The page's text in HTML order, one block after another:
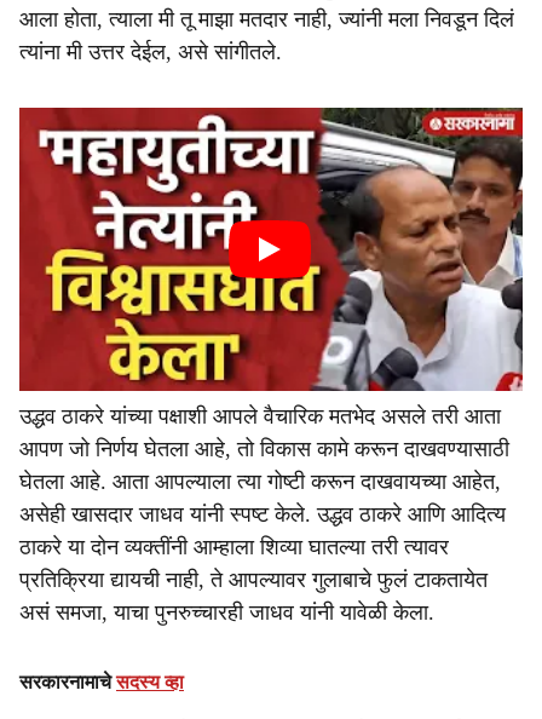
आला होता, त्याला मी तू माझा मतदार नाही, ज्यांनी मला निवडून दिलं
त्यांना मी उत्तर देईल, असे सांगीतले.
उद्धव ठाकरे यांच्या पक्षाशी आपले वैचारिक मतभेद असले तरी आता
आपण जो निर्णय घेतला आहे, तो विकास कामे करून दाखवण्यासाठी
घेतला आहे. आता आपल्याला त्या गोष्टी करून दाखवायच्या आहेत,
असेही खासदार जाधव यांनी स्पष्ट केले. उद्धव ठाकरे आणि आदित्य
ठाकरे या दोन व्यक्तींनी आम्हाला शिव्या घातल्या तरी त्यावर
प्रतिक्रिया द्यायची नाही, ते आपल्यावर गुलाबाचे फुलं टाकतायेत
असं समजा, याचा पुनरुच्चारही जाधव यांनी यावेळी केला.
सरकारनामाचेसदस्य व्हा